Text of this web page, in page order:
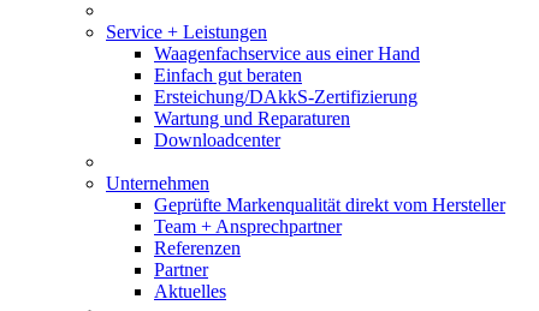
Service + Leistungen
Waagenfachservice aus einer Hand
Einfach gut beraten
Ersteichung/DAkkS-Zertifizierung
Wartung und Reparaturen
Downloadcenter
Unternehmen
Geprüfte Markenqualität direkt vom Hersteller
Team + Ansprechpartner
Referenzen
Partner
Aktuelles